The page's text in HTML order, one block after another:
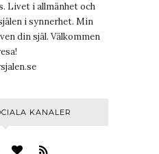
Livet i allmänhet och
i synnerhet. Min
din själ. Välkommen
KANALER